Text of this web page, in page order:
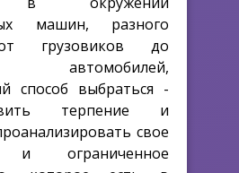
машин, разного
грузовиков до
автомобилей,
способ выбраться -
терпение и
свое
и ограниченное